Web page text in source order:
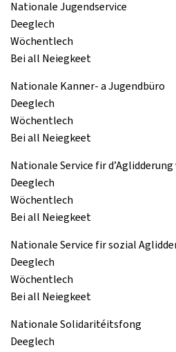
Nationale Jugendservice
Deeglech
Wöchentlech
Bei all Neiegkeet
Nationale Kanner- a Jugendbüro
Deeglech
Wöchentlech
Bei all Neiegkeet
Nationale Service fir d’Aglidderung
Deeglech
Wöchentlech
Bei all Neiegkeet
Nationale Service fir sozial
Deeglech
Wöchentlech
Bei all Neiegkeet
Nationale Solidaritéitsfong
Deeglech